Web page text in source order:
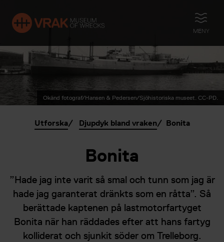
ÖPPNA
MENY
Okänd fotograf/Hansen & Pedersen/Sjöhistoriska museet. CC-PD.
Utforska Djupdyk bland vraken Bonita
Bonita
”Hade jag inte varit så smal och tunn som jag är
hade jag garanterat dränkts som en råtta”. Så
berättade kaptenen på lastmotorfartyget
Bonita när han räddades efter att hans fartyg
kolliderat och sjunkit söder om Trelleborg.